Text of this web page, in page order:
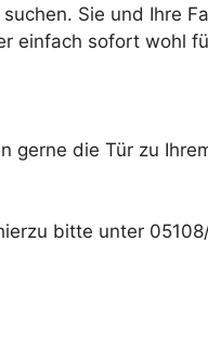
Sie und Ihre
einfach sofort wohl
gerne die Tür zu
bitte unter